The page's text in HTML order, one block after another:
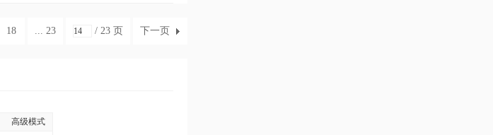
18 ... 23 / 23 页 下一页
高级模式